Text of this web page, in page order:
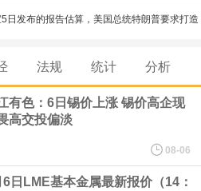
日发布的报告估算，美国总统特朗普要求打造
金舰队”可能需要在今后数十年间支出约2750
特朗普级”战列舰“无畏”号预估造价比原来至少
球市场公司（CBOE GLOBAL MARKETS
法规 统计 分析
有色：6日锡价上涨 锡价高企现
高交投偏淡
08-06
6日LME基本金属最新报价（14：